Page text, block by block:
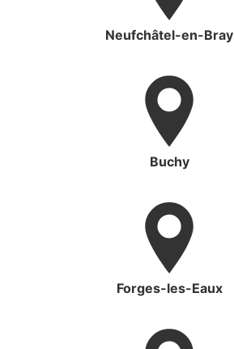
Neufchâtel-en-Bray
Buchy
Forges-les-Eaux